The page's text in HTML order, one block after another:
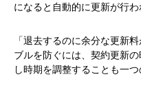
になると自動的に更新が行わ
「退去するのに余分な更新
ブルを防ぐには、契約更新
し時期を調整することも一つ